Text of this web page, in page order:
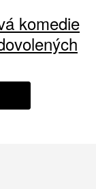
komedie